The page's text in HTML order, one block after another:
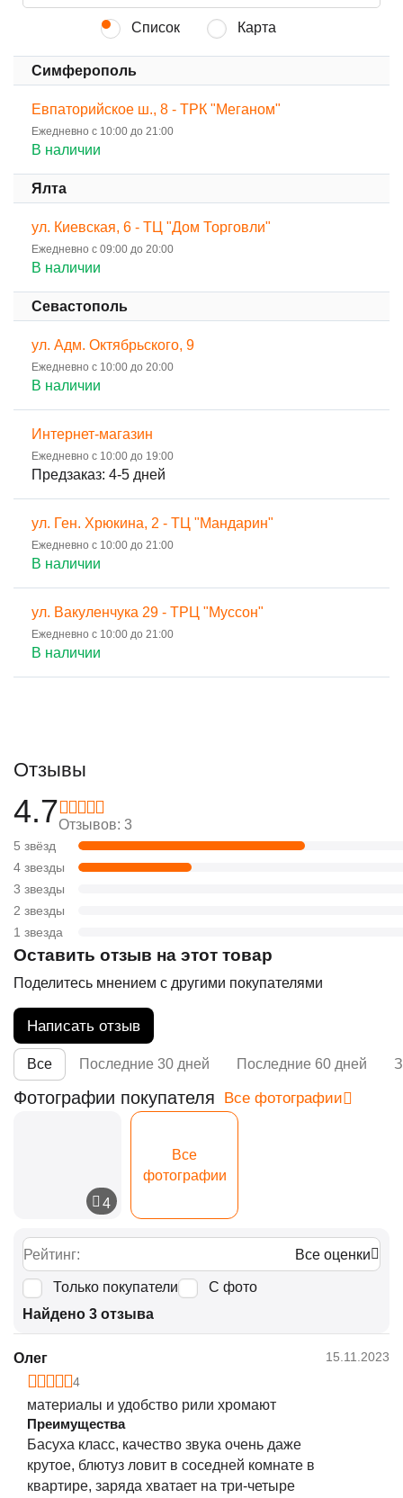
Список Карта
Симферополь
Евпаторийское ш., 8 - ТРК "Меганом"
Ежедневно с 10:00 до 21:00
В наличии
Ялта
ул. Киевская, 6 - ТЦ "Дом Торговли"
Ежедневно с 09:00 до 20:00
В наличии
Севастополь
ул. Адм. Октябрьского, 9
Ежедневно с 10:00 до 20:00
В наличии
Интернет-магазин
Ежедневно с 10:00 до 19:00
Предзаказ: 4-5 дней
ул. Ген. Хрюкина, 2 - ТЦ "Мандарин"
Ежедневно с 10:00 до 21:00
В наличии
ул. Вакуленчука 29 - ТРЦ "Муссон"
Ежедневно с 10:00 до 21:00
В наличии
Отзывы
4.7Отзывов: 3
5 звёзд
4 звезды
3 звезды
2 звезды
1 звезда
Оставить отзыв на этот товар
Поделитесь мнением с другими покупателями
Написать отзыв
Все Последние 30 дней Последние 60 дней
Фотографии покупателя Все фотографии
Все
фотографии
Рейтинг: Все оценки
Только покупатели
С фото
Найдено 3 отзыва
Олег
15.11.2023
4
материалы и удобство рили хромают
Преимущества
Басуха класс, качество звука очень даже
крутое, блютуз ловит в соседней комнате в
квартире, заряда хватает на три-четыре